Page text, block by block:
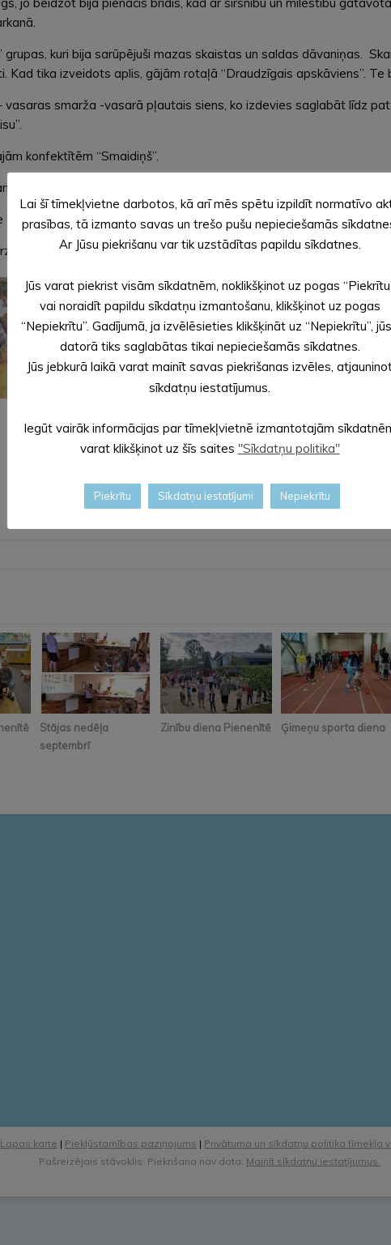
grupas, kuri bija sarūpējuši mazas skaistas un saldas dāvaniņas.
Kad tika izveidots aplis, gājām rotaļā “Draudzīgais apskāviens”.
smarža -vasarā pļautais siens, ko izdevies saglabāt līdz
konfektītēm “Smaidiņš”.
toņos, kas bija iemesls uztaisīt foto sesiju. Ar smaidiem sejās
“Pūcīšu” grupas bērniem. Tika iets rotaļās un teikti mīļi vārdi,
zālē, Mūzikas skolas audzēkņu izpildījumā. Skanēja dažādi
Stājas nedēļa
septembrī
Zinību diena Pienenītē Ģimeņu sporta diena
Lapas karte | Piekļūstamības paziņojums | Privātuma un sīkdatņu politika tīmekļa
Pašreizējais stāvoklis: Piekrišana nav dota. Mainīt sīkdatņu iestatījumus.
Lai šī tīmekļvietne darbotos, kā arī mēs spētu izpildīt normatīvo
prasības, tā izmanto savas un trešo pušu nepieciešamās
Ar Jūsu piekrišanu var tik uzstādītas papildu sīkdatnes.
Jūs varat piekrist visām sīkdatnēm, noklikšķinot uz pogas
vai noraidīt papildu sīkdatņu izmantošanu, klikšķinot uz pogas
“Nepiekrītu”. Gadījumā, ja izvēlēsieties klikšķināt uz “Nepiekrītu”,
datorā tiks saglabātas tikai nepieciešamās sīkdatnes.
Jūs jebkurā laikā varat mainīt savas piekrišanas izvēles,
sīkdatņu iestatījumus.
Iegūt vairāk informācijas par tīmekļvietnē izmantotajām
varat klikšķinot uz šīs saites "Sīkdatņu politika"
Piekrītu Sīkdatņu iestatījumi Nepiekrītu